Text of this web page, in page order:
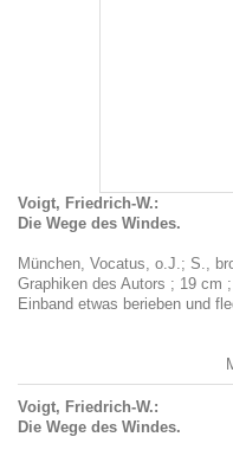
Voigt, Friedrich-W.:
Die Wege des Windes.
München, Vocatus, o.J.; S.,
Graphiken des Autors ; 19 cm
Einband etwas berieben und
Voigt, Friedrich-W.:
Die Wege des Windes.